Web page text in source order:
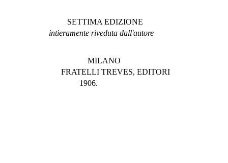
SETTIMA EDIZIONE
intieramente riveduta dall'autore
MILANO
FRATELLI TREVES, EDITORI
1906.